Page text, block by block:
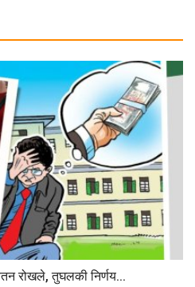
रोखले, तुघलकी निर्णय...